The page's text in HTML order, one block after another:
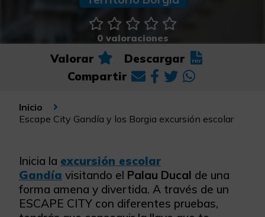
0 valoraciones
Valorar
Descargar
Compartir
Inicio
Escape City Gandía y los Borgia excursión escolar
Inicia la excursión escolar
Gandía visitando el Palau Ducal de una
forma amena y divertida. A través de un
ESCAPE CITY con diferentes pruebas,